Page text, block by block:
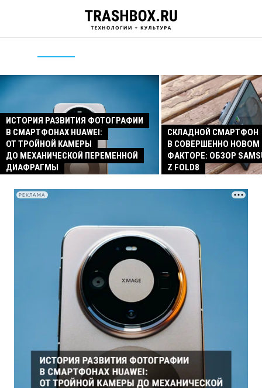
ИСТОРИЯ РАЗВИТИЯ ФОТОГРАФИИ
В СМАРТФОНАХ HUAWEI:
ОТ ТРОЙНОЙ КАМЕРЫ
ДО МЕХАНИЧЕСКОЙ ПЕРЕМЕННОЙ
ДИАФРАГМЫ
СКЛАДНОЙ СМАРТФОН
В СОВЕРШЕННО
ФАКТОРЕ: ОБЗОР
Z FOLD8
РЕКЛАМА